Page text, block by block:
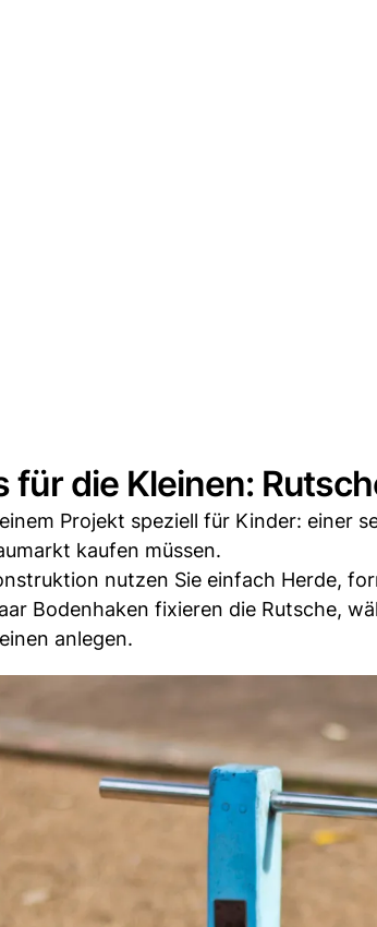
für die Kleinen:
Projekt speziell für Kinder: einer
kaufen müssen.
nutzen Sie einfach Herde,
Bodenhaken fixieren die Rutsche,
anlegen.